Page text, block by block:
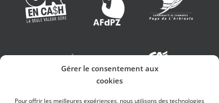
Gérer le consentement aux
cookies
Pour offrir les meilleures expériences, nous utilisons des technologies